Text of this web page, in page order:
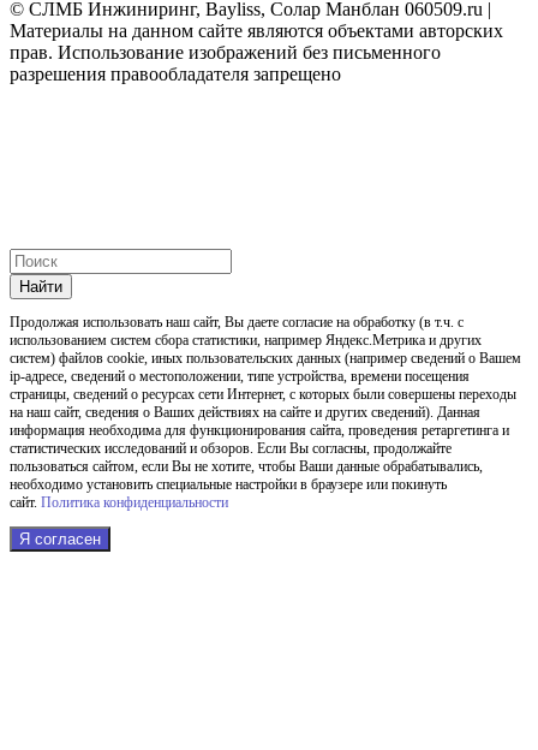
© СЛМБ Инжиниринг, Bayliss, Солар Манблан 060509.ru |
Материалы на данном сайте являются объектами авторских
прав. Использование изображений без письменного
разрешения правообладателя запрещено
Найти
Продолжая использовать наш cайт, Вы даете согласие на обработку (в т.ч. с
использованием систем сбора статистики, например Яндекс.Метрика и других
систем) файлов cookie, иных пользовательских данных (например сведений о Вашем
ip-адресе, сведений о местоположении, типе устройства, времени посещения
страницы, сведений о ресурсах сети Интернет, с которых были совершены переходы
на наш сайт, сведения о Ваших действиях на сайте и других сведений). Данная
информация необходима для функционирования сайта, проведения ретаргетинга и
статистических исследований и обзоров. Если Вы согласны, продолжайте
пользоваться сайтом, если Вы не хотите, чтобы Ваши данные обрабатывались,
необходимо установить специальные настройки в браузере или покинуть
сайт. Политика конфиденциальности
Я согласен